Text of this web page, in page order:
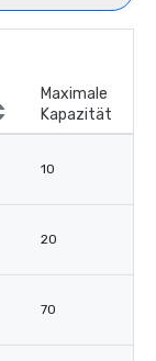
Maximale
Kapazität
10
20
70